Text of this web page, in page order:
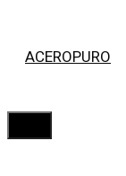
ACEROPURO